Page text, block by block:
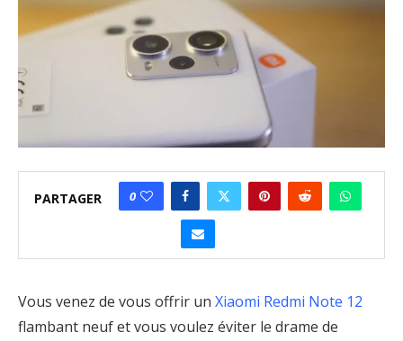
PARTAGER 0
Vous venez de vous offrir un Xiaomi Redmi Note 12
flambant neuf et vous voulez éviter le drame de